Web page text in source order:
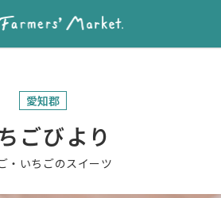
愛知郡
ごびより
・いちごのスイーツ